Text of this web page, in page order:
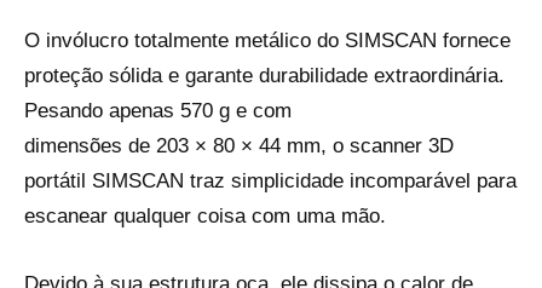
O invólucro totalmente metálico do SIMSCAN fornece
proteção sólida e garante durabilidade extraordinária.
Pesando apenas 570 g e com
dimensões de 203 × 80 × 44 mm, o scanner 3D
portátil SIMSCAN traz simplicidade incomparável para
escanear qualquer coisa com uma mão.